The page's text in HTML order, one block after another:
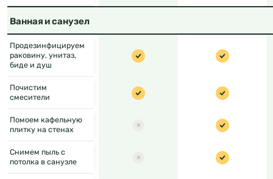
Ванная и санузел
Продезинфицируем
раковину, унитаз,
биде и душ
Почистим
смесители
Помоем кафельную
плитку на стенах
Снимем пыль с
потолка в санузле